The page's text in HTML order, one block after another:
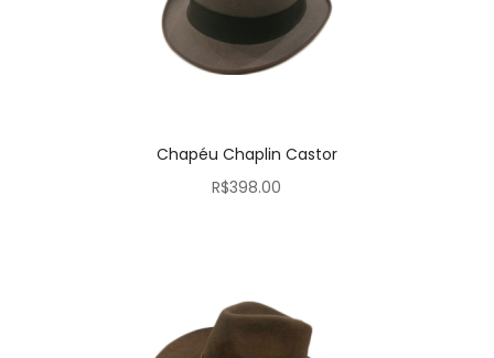
Chapéu Chaplin Castor
R$398.00